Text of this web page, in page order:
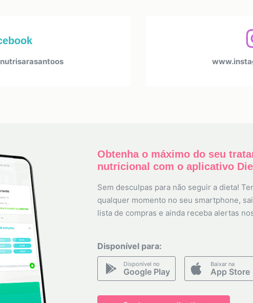
Obtenha o máximo do seu
nutricional com o aplicativo
Sem desculpas para não seguir a dieta!
qualquer momento no seu smartphone,
lista de compras e ainda receba alertas
Disponível para:
Disponível no
Google Play
Baixar na
App Store